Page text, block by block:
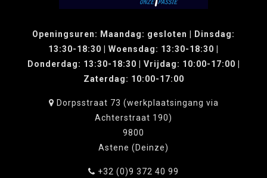
Openingsuren: Maandag: gesloten | Dinsdag:
13:30-18:30 | Woensdag: 13:30-18:30 |
Donderdag: 13:30-18:30 | Vrijdag: 10:00-17:00 |
Zaterdag: 10:00-17:00
Dorpsstraat 73 (werkplaatsingang via
Achterstraat 190)
9800
Astene (Deinze)
+32 (0)9 372 40 99